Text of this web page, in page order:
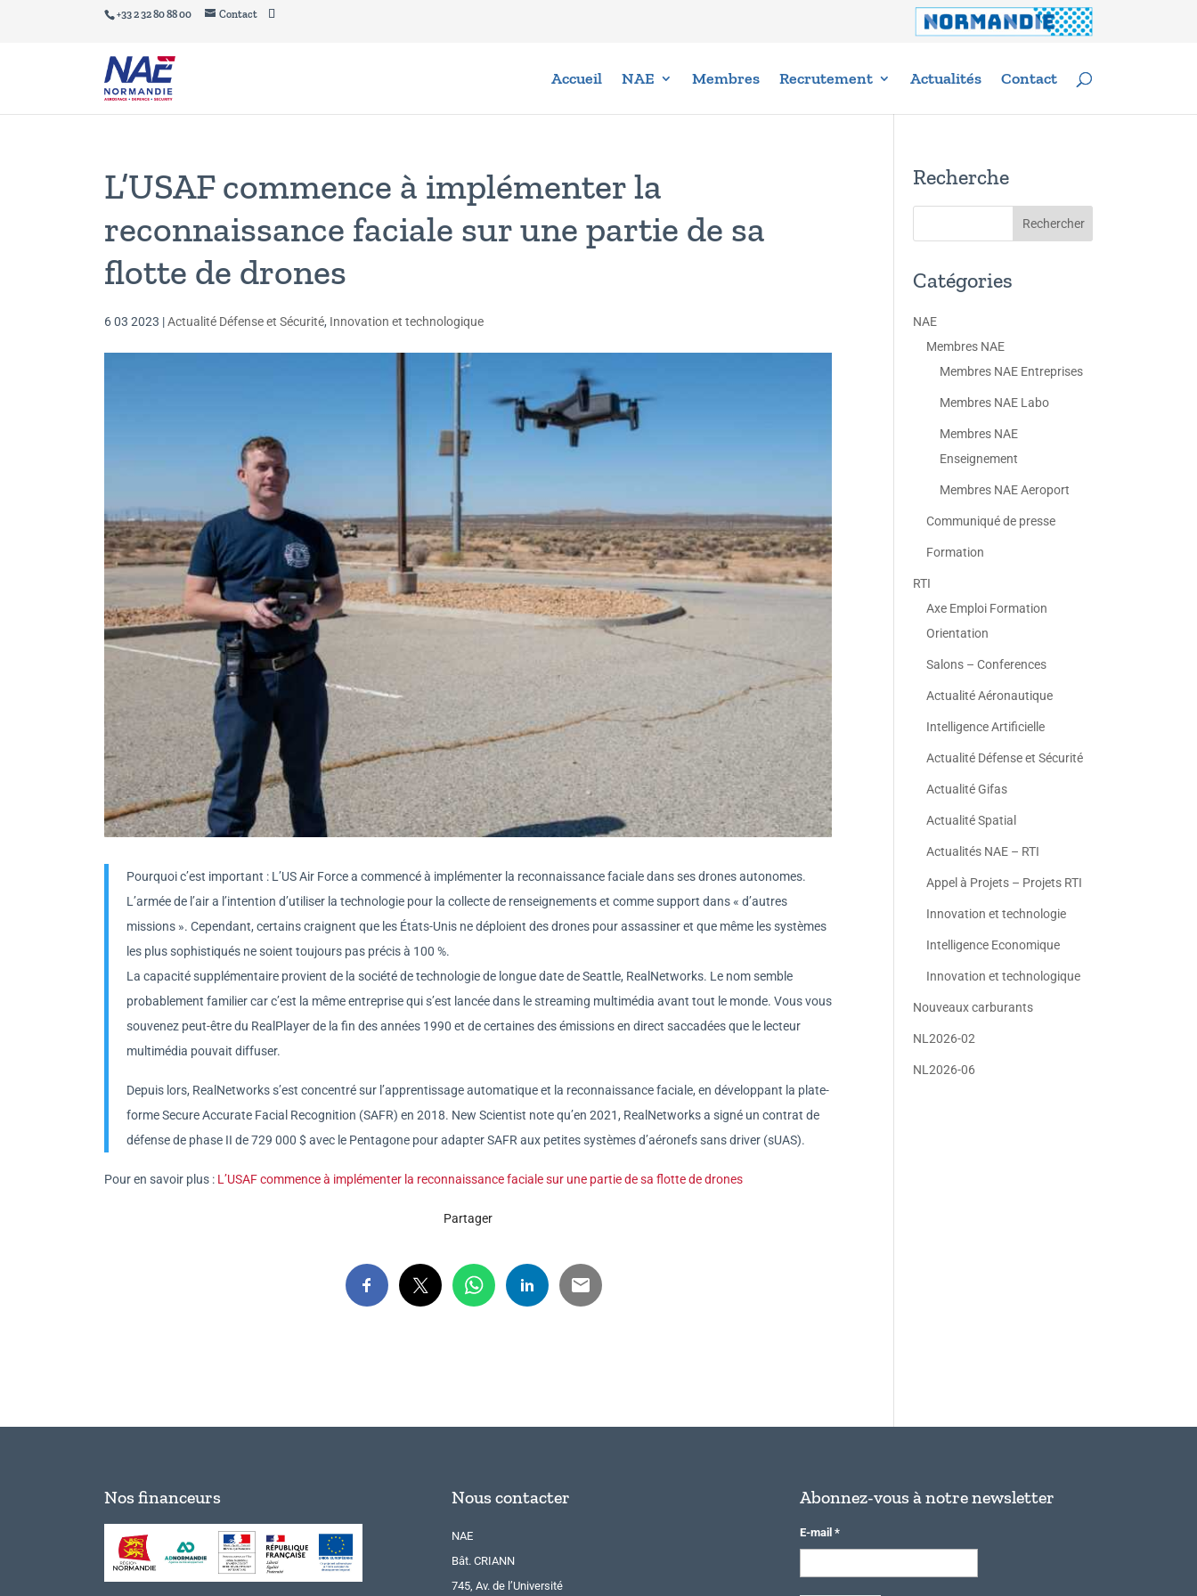
+33 2 32 80 88 00 Contact
Accueil NAE Membres Recrutement Actualités Contact
L’USAF commence à implémenter la
reconnaissance faciale sur une partie de sa
flotte de drones
6 03 2023 |Actualité Défense et Sécurité, Innovation et technologique
Pourquoi c’est important : L’US Air Force a commencé à implémenter la reconnaissance faciale dans ses drones autonomes.
L’armée de l’air a l’intention d’utiliser la technologie pour la collecte de renseignements et comme support dans « d’autres
missions ». Cependant, certains craignent que les États-Unis ne déploient des drones pour assassiner et que même les systèmes
les plus sophistiqués ne soient toujours pas précis à 100 %.
La capacité supplémentaire provient de la société de technologie de longue date de Seattle, RealNetworks. Le nom semble
probablement familier car c’est la même entreprise qui s’est lancée dans le streaming multimédia avant tout le monde. Vous vous
souvenez peut-être du RealPlayer de la fin des années 1990 et de certaines des émissions en direct saccadées que le lecteur
multimédia pouvait diffuser.
Depuis lors, RealNetworks s’est concentré sur l’apprentissage automatique et la reconnaissance faciale, en développant la plate-
forme Secure Accurate Facial Recognition (SAFR) en 2018. New Scientist note qu’en 2021, RealNetworks a signé un contrat de
défense de phase II de 729 000 $ avec le Pentagone pour adapter SAFR aux petites systèmes d’aéronefs sans driver (sUAS).
Pour en savoir plus : L’USAF commence à implémenter la reconnaissance faciale sur une partie de sa flotte de drones
Partager
Recherche
Catégories
NAE
Membres NAE
Membres NAE Entreprises
Membres NAE Labo
Membres NAE
Enseignement
Membres NAE Aeroport
Communiqué de presse
Formation
RTI
Axe Emploi Formation
Orientation
Salons – Conferences
Actualité Aéronautique
Intelligence Artificielle
Actualité Défense et Sécurité
Actualité Gifas
Actualité Spatial
Actualités NAE – RTI
Appel à Projets – Projets RTI
Innovation et technologie
Intelligence Economique
Innovation et technologique
Nouveaux carburants
NL2026-02
NL2026-06
Nos financeurs Nous contacter
NAE
Bât. CRIANN
745, Av. de l’Université
Abonnez-vous à notre newsletter
E-mail *